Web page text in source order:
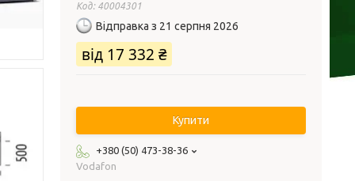
Код: 40004301
Відправка з 21 серпня 2026
від 17 332 ₴
Купити
+380 (50) 473-38-36
Vodafon